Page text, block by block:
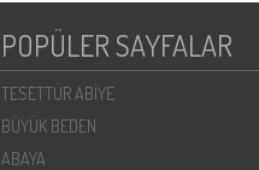
POPÜLER SAYFALAR
TESETTÜR ABİYE
BÜYÜK BEDEN
ABAYA